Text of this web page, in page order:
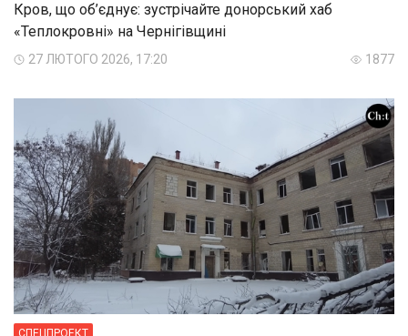
Кров, що об’єднує: зустрічайте донорський хаб
«Теплокровні» на Чернігівщині
27 ЛЮТОГО 2026, 17:20 1877
СПЕЦПРОЕКТ